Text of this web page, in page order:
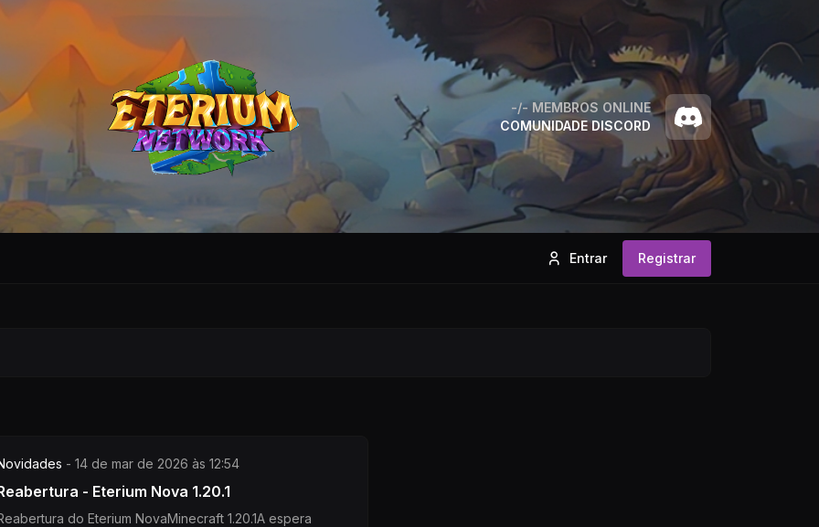
-/- MEMBROS ONLINE
COMUNIDADE DISCORD
Entrar Registrar
- 14 de mar de 2026 às 12:54
- Eterium Nova 1.20.1
do Eterium NovaMinecraft 1.20.1A espera